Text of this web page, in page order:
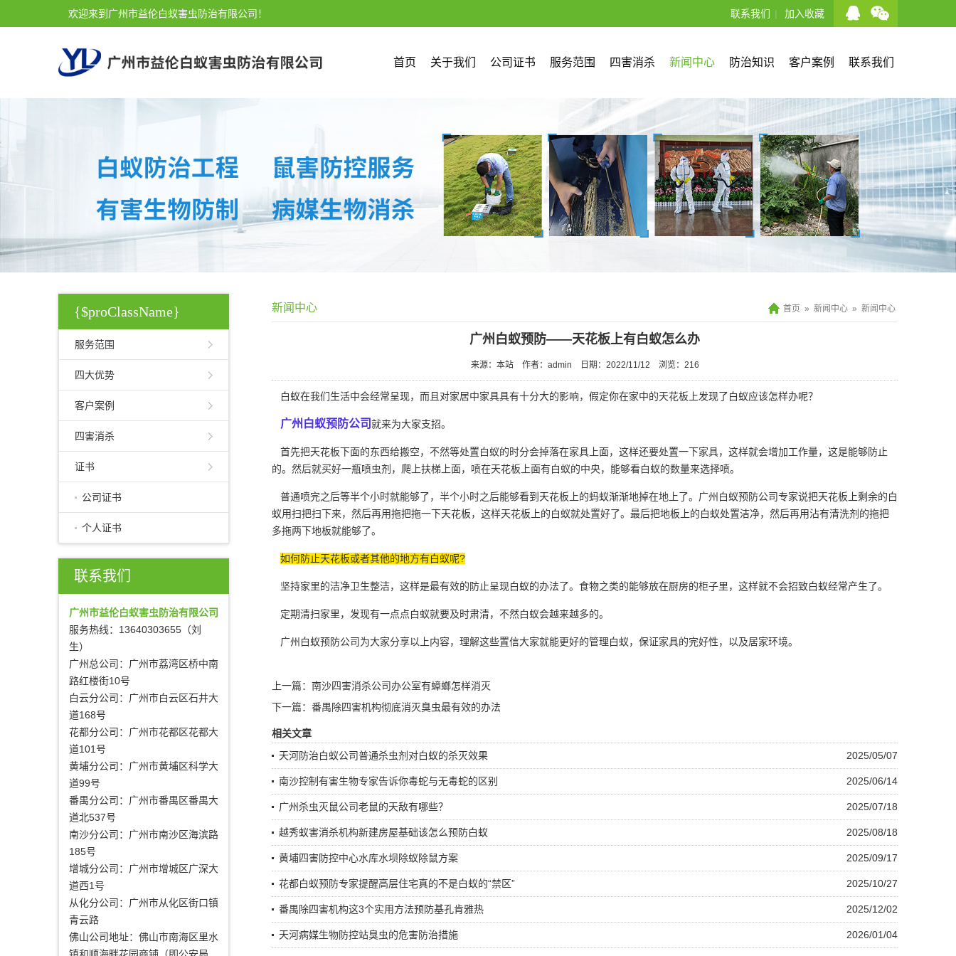
欢迎来到广州市益伦白蚁害虫防治有限公司！ 联系我们 | 加入收藏
首页 关于我们 公司证书 服务范围 四害消杀 新闻中心 防治知识 客户案例 联系我们
{$proClassName}
服务范围
四大优势
客户案例
四害消杀
证书
公司证书
个人证书
联系我们
广州市益伦白蚁害虫防治有限公司
服务热线：13640303655（刘
生）
广州总公司：广州市荔湾区桥中南
路红楼街10号
白云分公司：广州市白云区石井大
道168号
花都分公司：广州市花都区花都大
道101号
黄埔分公司：广州市黄埔区科学大
道99号
番禺分公司：广州市番禺区番禺大
道北537号
南沙分公司：广州市南沙区海滨路
185号
增城分公司：广州市增城区广深大
道西1号
从化分公司：广州市从化区街口镇
青云路
佛山公司地址：佛山市南海区里水
新闻中心 首页 » 新闻中心 » 新闻中心
广州白蚁预防——天花板上有白蚁怎么办
来源：本站 作者：admin 日期：2022/11/12 浏览： 216
白蚁在我们生活中会经常呈现，而且对家居中家具具有十分大的影响，假定你在家中的天花板上发现了白蚁应该怎样办呢？
广州白蚁预防公司就来为大家支招。
首先把天花板下面的东西给搬空，不然等处置白蚁的时分会掉落在家具上面，这样还要处置一下家具，这样就会增加工作量，这是能够防止
的。然后就买好一瓶喷虫剂 ，爬上扶梯上面，喷在天花板上面有白蚁的中央，能够看白蚁的数量来选择喷。
普通喷完之后等半个小时就能够了，半个小时之后能够看到天花板上的蚂蚁渐渐地掉在地上了。广州白蚁预防公司专家说把天花板上剩余的白
蚁用扫把扫下来，然后再用拖把拖一下天花板，这样天花板上的白蚁就处置好了。最后把地板上的白蚁处置洁净，然后再用沾有清洗剂的拖把
多拖两下地板就能够了。
如何防止天花板或者其他的地方有白蚁呢?
坚持家里的洁净卫生整洁，这样是最有效的防止呈现白蚁的办法了。食物之类的能够放在厨房的柜子里，这样就不会招致白蚁经常产生了。
定期清扫家里，发现有一点点白蚁就要及时肃清，不然白蚁会越来越多的。
广州白蚁预防公司为大家分享以上内容，理解这些置信大家就能更好的管理白蚁，保证家具的完好性，以及居家环境。
上一篇： 南沙四害消杀公司办公室有蟑螂怎样消灭
下一篇： 番禺除四害机构彻底消灭臭虫最有效的办法
相关文章
2025/05/07
天河防治白蚁公司普通杀虫剂对白蚁的杀灭效果
2025/06/14
南沙控制有害生物专家告诉你毒蛇与无毒蛇的区别
2025/07/18
广州杀虫灭鼠公司老鼠的天敌有哪些？
2025/08/18
越秀蚁害消杀机构新建房屋基础该怎么预防白蚁
2025/09/17
黄埔四害防控中心水库水坝除蚁除鼠方案
2025/10/27
花都白蚁预防专家提醒高层住宅真的不是白蚁的“禁区”
2025/12/02
番禺除四害机构这3个实用方法预防基孔肯雅热
2026/01/04
天河病媒生物防控站臭虫的危害防治措施